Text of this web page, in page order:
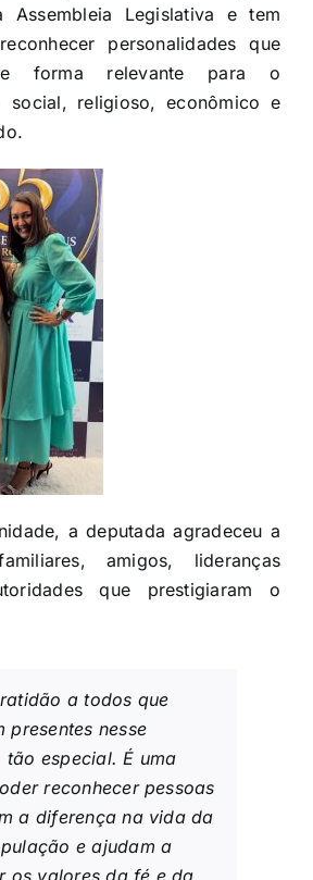
Assembleia Legislativa e tem
personalidades que
forma relevante para o
social, religioso, econômico e
a deputada agradeceu a
amigos, lideranças
que prestigiaram o
a todos que
presentes nesse
tão especial. É uma
reconhecer pessoas
a diferença na vida da
e ajudam a
os valores da fé e da